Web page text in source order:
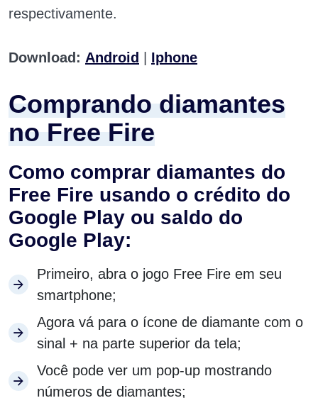
respectivamente.
Download: Android Iphone
Comprando diamantes
no Free Fire
Como comprar diamantes do
Free Fire usando o crédito do
Google Play ou saldo do
Google Play:
Primeiro, abra o jogo Free Fire em seu
smartphone;
Agora vá para o ícone de diamante com o
sinal + na parte superior da tela;
Você pode ver um pop-up mostrando
números de diamantes;